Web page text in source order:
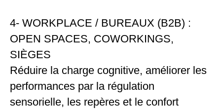
4- WORKPLACE / BUREAUX (B2B) :
OPEN SPACES, COWORKINGS,
SIÈGES
Réduire la charge cognitive, améliorer les
performances par la régulation
sensorielle, les repères et le confort